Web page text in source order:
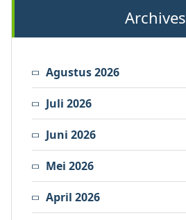
Archives
Agustus 2026
Juli 2026
Juni 2026
Mei 2026
April 2026